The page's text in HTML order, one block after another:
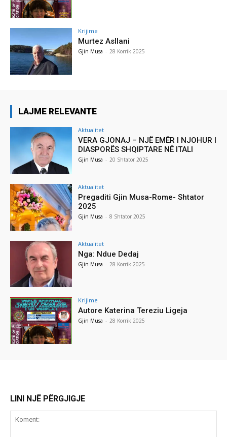
Krijime
Murtez Asllani
Gjin Musa - 28 Korrik 2025
LAJME RELEVANTE
Aktualitet
VERA GJONAJ – NJË EMËR I NJOHUR I
DIASPORËS SHQIPTARE NË ITALI
Gjin Musa - 20 Shtator 2025
Aktualitet
Pregaditi Gjin Musa-Rome- Shtator
2025
Gjin Musa - 8 Shtator 2025
Aktualitet
Nga: Ndue Dedaj
Gjin Musa - 28 Korrik 2025
Krijime
Autore Katerina Tereziu Ligeja
Gjin Musa - 28 Korrik 2025
LINI NJË PËRGJIGJE